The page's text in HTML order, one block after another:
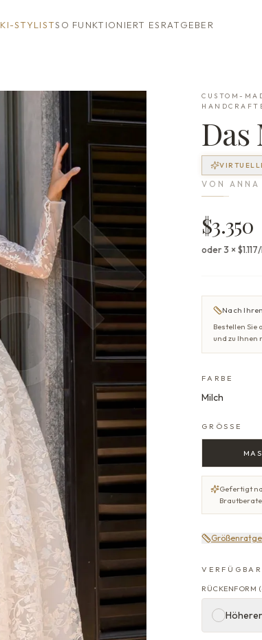
KI-STYLISTSO FUNKTIONIERT ES RATGEBER
CUSTOM-
Das
VON ANNA
$3.350
oder 3 ×
Nach
Bestellen
und zu Ihnen
FARBE
Milch
GRÖSSE
Gefertigt
RÜCKENFORM (